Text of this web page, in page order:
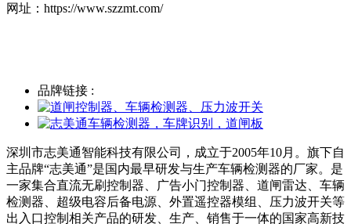
网址：https://www.szzmt.com/
品牌链接 :
深圳市志美通智能科技有限公司，成立于2005年10月。旗下自
主品牌“志美通”是国内最早研发与生产车辆检测器的厂家。是
一家集合直流无刷控制器、广告小门控制器、道闸雷达、车辆
检测器、超级电容后备电源、外置遥控器模组、压力波开关等
出入口控制相关产品的研发、生产、销售于一体的国家高新技